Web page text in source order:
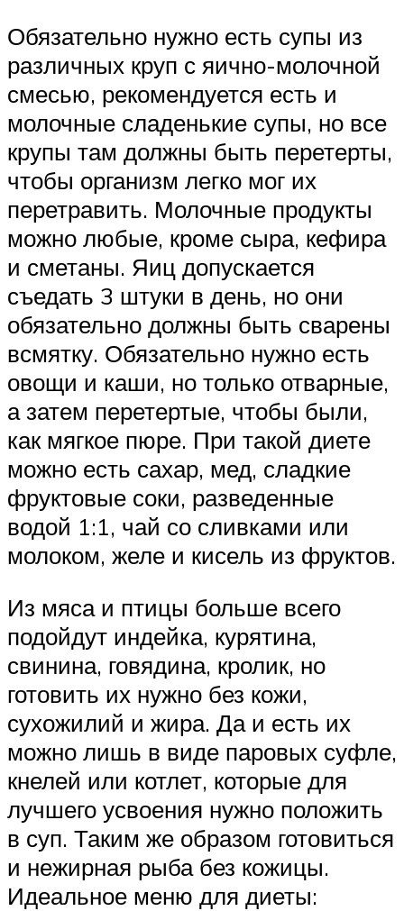
Обязательно нужно есть супы из
различных круп с яично-молочной
смесью, рекомендуется есть и
молочные сладенькие супы, но все
крупы там должны быть перетерты,
чтобы организм легко мог их
перетравить. Молочные продукты
можно любые, кроме сыра, кефира
и сметаны. Яиц допускается
съедать 3 штуки в день, но они
обязательно должны быть сварены
всмятку. Обязательно нужно есть
овощи и каши, но только отварные,
а затем перетертые, чтобы были,
как мягкое пюре. При такой диете
можно есть сахар, мед, сладкие
фруктовые соки, разведенные
водой 1:1, чай со сливками или
молоком, желе и кисель из фруктов.
Из мяса и птицы больше всего
подойдут индейка, курятина,
свинина, говядина, кролик, но
готовить их нужно без кожи,
сухожилий и жира. Да и есть их
можно лишь в виде паровых суфле,
кнелей или котлет, которые для
лучшего усвоения нужно положить
в суп. Таким же образом готовиться
и нежирная рыба без кожицы.
Идеальное меню для диеты: